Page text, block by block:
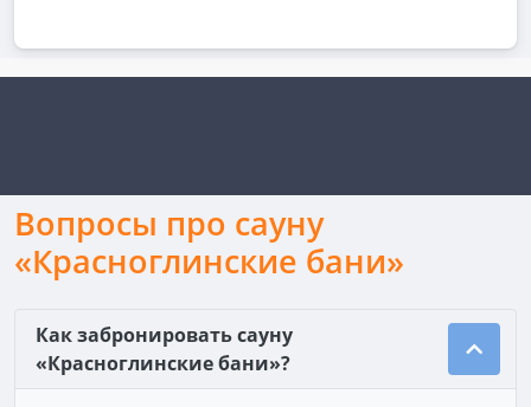
Вопросы про сауну
«Красноглинские бани»
Как забронировать сауну
«Красноглинские бани»?